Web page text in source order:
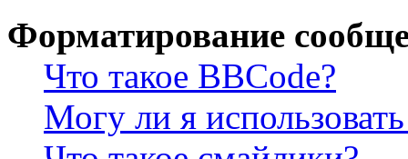
Форматирование
Что такое BBCode?
Могу ли я